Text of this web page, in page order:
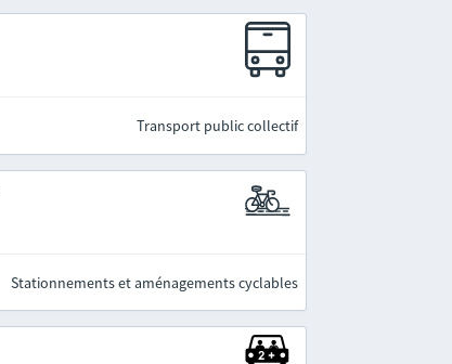
Transport public collectif
Stationnements et aménagements cyclables